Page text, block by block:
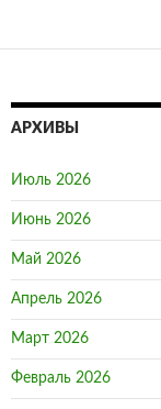
по
АРХИВЫ
Июль 2026
Июнь 2026
Май 2026
Апрель 2026
Март 2026
Февраль 2026